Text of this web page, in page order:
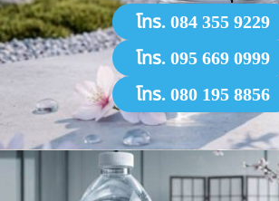
โทร. 084 355 9229
โทร. 095 669 0999
โทร. 080 195 8856